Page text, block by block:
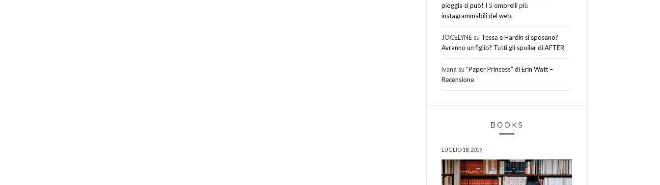
pioggia si può! I 5 ombrelli più
instagrammabili del web.
JOCELYNE su Tessa e Hardin si sposano?
Avranno un figlio? Tutti gli spoiler di AFTER
ivana su “Paper Princess” di Erin Watt –
Recensione
BOOKS
LUGLIO 18, 2019